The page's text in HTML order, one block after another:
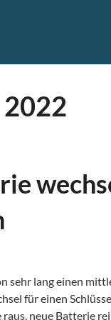
sehr lang einen
für einen
neue Batterie